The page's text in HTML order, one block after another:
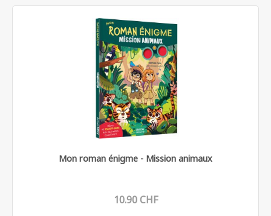
Mon roman énigme - Mission animaux
10.90 CHF